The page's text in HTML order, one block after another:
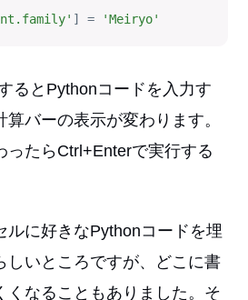
] = 'Meiryo'
るとPythonコードを入力す
バーの表示が変わります。
ったらCtrl+Enterで実行する
ルに好きなPythonコードを埋
しいところですが、どこに書
くなることもありました。そ